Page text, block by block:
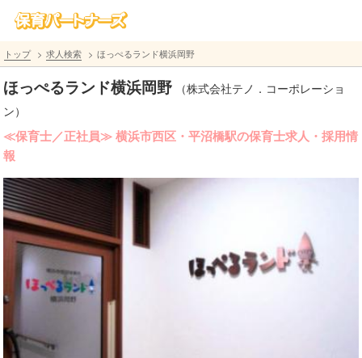
トップ 求人検索 ほっぺるランド横浜岡野
ほっぺるランド横浜岡野
（株式会社テノ．コーポレーショ
ン）
≪保育士／正社員≫ 横浜市西区・平沼橋駅の保育士求人・採用情
報